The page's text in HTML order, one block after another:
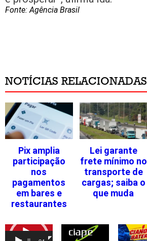
Fonte: Agência Brasil
NOTÍCIAS RELACIONADAS
Pix amplia
participação
nos
pagamentos
em bares e
restaurantes
Lei garante
frete mínimo no
transporte de
cargas; saiba o
que muda
Tocador